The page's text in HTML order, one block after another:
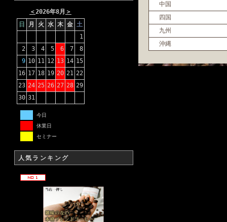
＜2026年8月 ＞
日
月 火 水 木 金 土
1
2
3 4 5 6 7
8
9 10 11 12 13 14 15
16 17 18 19 20 21 22
23 24 25 26 27 28 29
30 31
今日
休業日
セミナー
人気ランキング
中国
四国
九州
沖縄